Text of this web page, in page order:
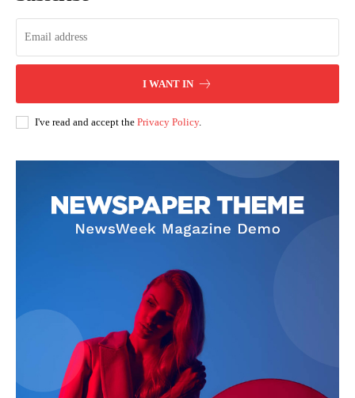
I WANT IN
I've read and accept the Privacy Policy.